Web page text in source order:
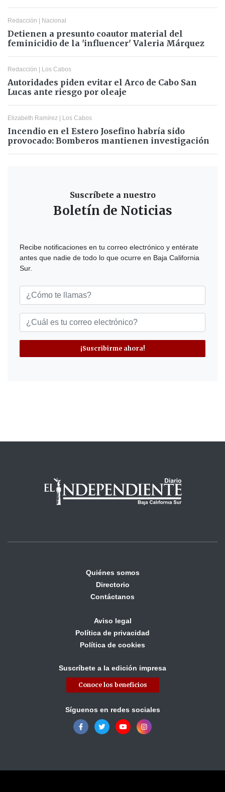
Redacción | Nacional
Detienen a presunto coautor material del
feminicidio de la 'influencer' Valeria Márquez
Redacción | Los Cabos
Autoridades piden evitar el Arco de Cabo San
Lucas ante riesgo por oleaje
Elizabeth Ramírez | Los Cabos
Incendio en el Estero Josefino habría sido
provocado: Bomberos mantienen investigación
Suscríbete a nuestro
Boletín de Noticias
Recibe notificaciones en tu correo electrónico y entérate
antes que nadie de todo lo que ocurre en Baja California
Sur.
¡Suscribirme ahora!
Quiénes somos
Directorio
Contáctanos
Aviso legal
Política de privacidad
Política de cookies
Suscríbete a la edición impresa
Conoce los beneficios
Síguenos en redes sociales